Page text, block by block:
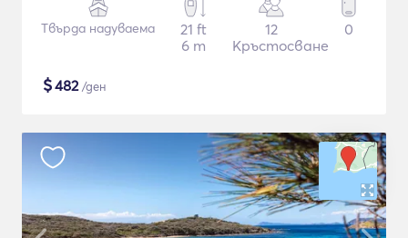
Твърда надуваема
21 ft
6 m
12
Кръстосване
0
$482/ден